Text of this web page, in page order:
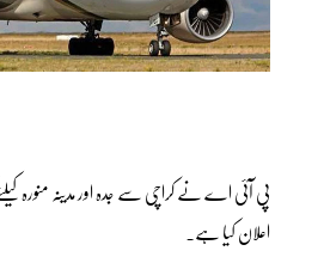
اعلان کیا ہے۔